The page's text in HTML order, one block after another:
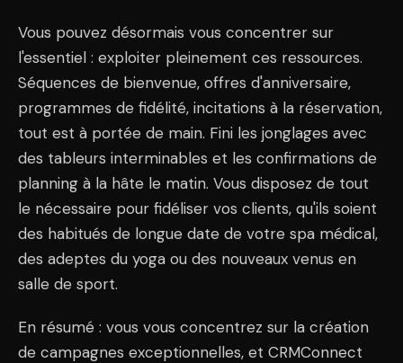
Vous pouvez désormais vous concentrer sur
l'essentiel : exploiter pleinement ces ressources.
Séquences de bienvenue, offres d'anniversaire,
programmes de fidélité, incitations à la réservation,
tout est à portée de main. Fini les jonglages avec
des tableurs interminables et les confirmations de
planning à la hâte le matin. Vous disposez de tout
le nécessaire pour fidéliser vos clients, qu'ils soient
des habitués de longue date de votre spa médical,
des adeptes du yoga ou des nouveaux venus en
salle de sport.
En résumé : vous vous concentrez sur la création
de campagnes exceptionnelles, et CRMConnect